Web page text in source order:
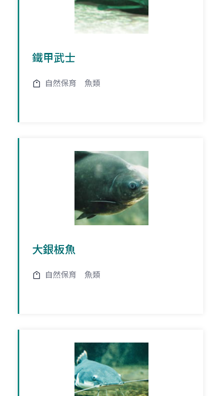
鐵甲武士
自然保育 魚類
大銀板魚
自然保育 魚類